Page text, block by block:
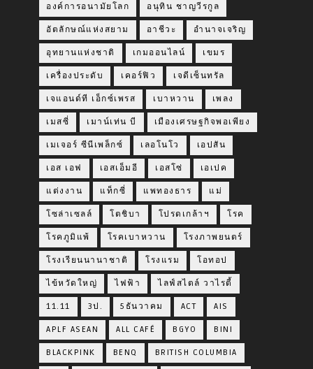
องค์การอนามัยโลก อนุทิน ชาญวีรกูล
อัตลักษณ์แห่งสยาม อาชีวะ อำนาจเจริญ
อุทยานแห่งชาติ เกมออนไลน์ เขมร
เครื่องประดับ เคอร์ฟิว เจดีเซ็นทรัล
เจแอนด์ที เอ็กซ์เพรส เบาหวาน เพลง
เมสซี่ เมาน์เท่น บี เมืองเศรษฐกิจพอเพียง
เมเจอร์ ซีนีเพล็กซ์ เลอโนโว เอปสัน
เอส เอฟ เอสเอ็มอี เอสโซ่ เอเปค
แต่งงาน แท็กซี่ แพทองธาร แม่
โซล่าเซลล์ โตชิบา โปรดเกล้าฯ โรค
โรคภูมิแพ้ โรคเบาหวาน โรงภาพยนตร์
โรงเรียนนานาชาติ โรงแรม โอทอป
ไข้หวัดใหญ่ ไฟฟ้า ไลฟ์สไตล์ วาไรตี้
11.11 3ป. 5ธันวาคม ACT AIS
APLF ASEAN ALL CAFÉ BGYO BINI
BLACKPINK BENQ BRITISH COLUMBIA